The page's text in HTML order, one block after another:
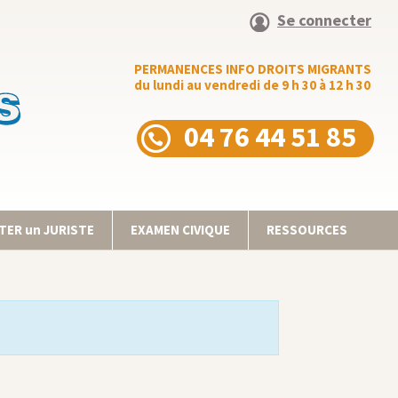
Se connecter
PERMANENCES INFO DROITS MIGRANTS
du lundi au vendredi de 9 h 30 à 12 h 30
04 76 44 51 85
un JURISTE EXAMEN CIVIQUE RESSOURCES